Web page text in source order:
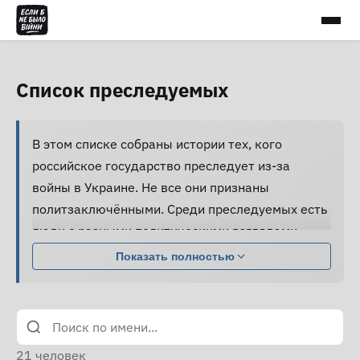
Список преследуемых
В этом списке собраны истории тех, кого
российское государство преследует из-за
войны в Украине. Не все они признаны
политзаключёнными. Среди преследуемых есть
люди с разными политическими взглядами,
совершившие разные поступки.
жестокому обращению и пыткам, принуждаются
к признанию вины и не получают нормальной
юридической помощи, а правозащитники не
Показать полностью
21 человек